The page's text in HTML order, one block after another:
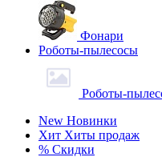
Фонари
Роботы-пылесосы
Роботы-
New Новинки
Хит Хиты продаж
% Скидки